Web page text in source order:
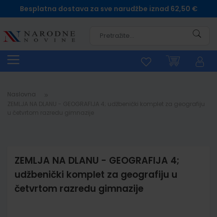
Besplatna dostava za sve narudžbe iznad 62,50 €
Naslovna
ZEMLJA NA DLANU - GEOGRAFIJA 4;
udžbenički komplet za geografiju u
četvrtom razredu gimnazije